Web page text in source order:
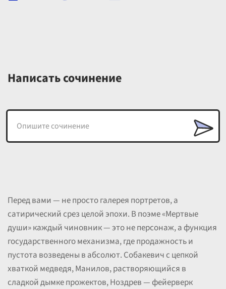
Написать сочинение
Перед вами — не просто галерея портретов, а
сатирический срез целой эпохи. В поэме «Мертвые
души» каждый чиновник — это не персонаж, а функция
государственного механизма, где продажность и
пустота возведены в абсолют. Собакевич с цепкой
хваткой медведя, Манилов, растворяющийся в
сладкой дымке прожектов, Ноздрев — фейерверк